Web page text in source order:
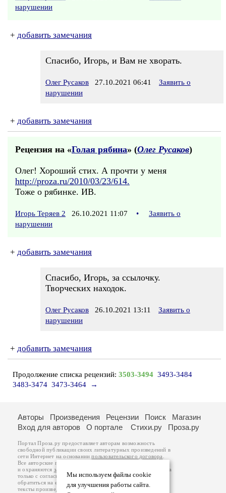
нарушении
+ добавить замечания
Спасибо, Игорь, и Вам не хворать.
Олег Русаков 27.10.2021 06:41
Заявить о
нарушении
+ добавить замечания
Рецензия на «Голая рябина» (Олег Русаков)
Олег! Хороший стих. А прочти у меня
http://proza.ru/2010/03/23/614.
Тоже о рябинке. ИВ.
Игорь Теряев 2 26.10.2021 11:07 •
Заявить о
нарушении
+ добавить замечания
Спасибо, Игорь, за ссылочку.
Творческих находок.
Олег Русаков 26.10.2021 13:11
Заявить о
нарушении
+ добавить замечания
Продолжение списка рецензий: 3503-3494 3493-3484
3483-3474 3473-3464 →
Мы используем файлы cookie
для улучшения работы сайта.
Авторы Произведения Рецензии Поиск
Магазин
Вход для авторов
О портале Стихи.ру Проза.ру
Портал Проза.ру предоставляет авторам возможность
свободной публикации своих литературных произведений в
сети Интернет на основаниипользовательского договора
Все авторские права на произведения принадлежат авторам
и охраняются законом
. Перепечатка произведений возможна
только с согласия его автора, к которому вы можете
обратиться на его авторской странице. Ответственность за
тексты произведений авторы несут самостоятельно на